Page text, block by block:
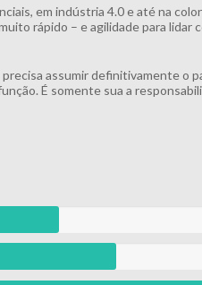
em indústria 4.0 e até na
rápido – e agilidade para lidar
assumir definitivamente o
É somente sua a